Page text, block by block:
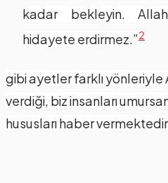
kadar bekleyin.
hidayete erdirmez.”2
gibi ayetler farklı yönleriyle
verdiği, biz insanları
hususları haber